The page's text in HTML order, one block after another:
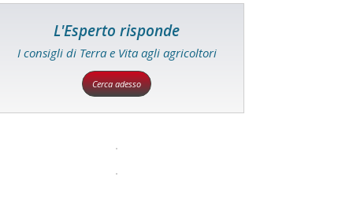
L'Esperto risponde
I consigli di Terra e Vita agli agricoltori
Cerca adesso